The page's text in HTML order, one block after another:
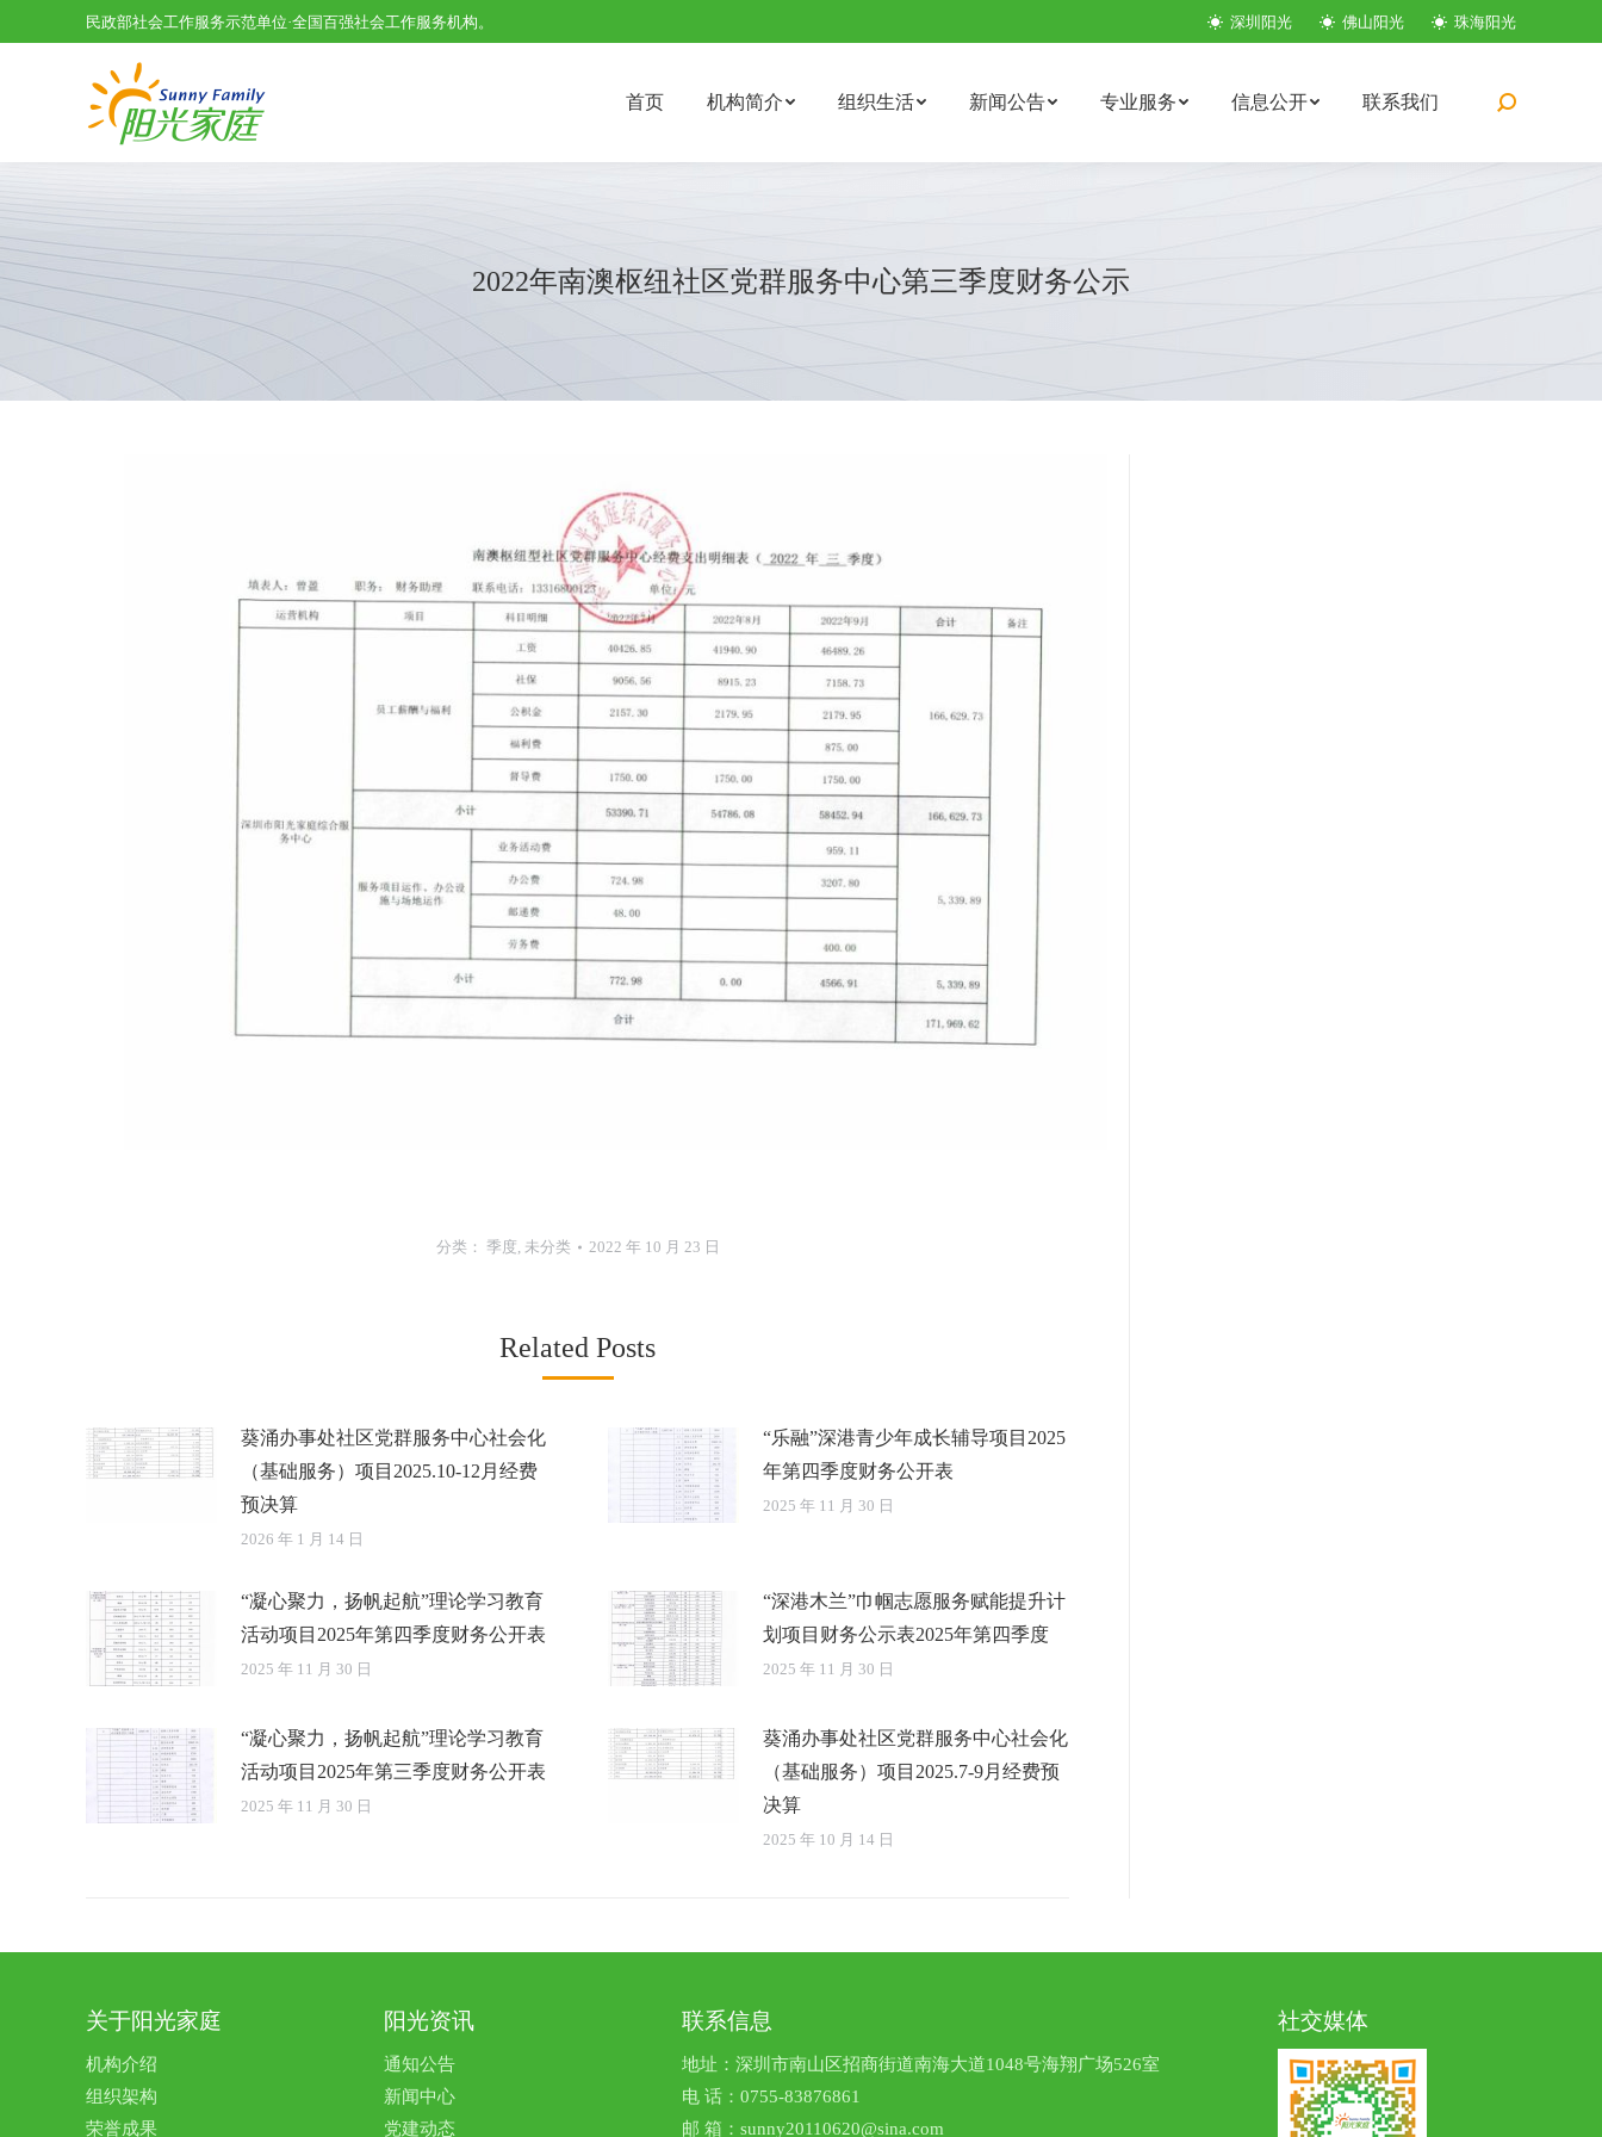
民政部社会工作服务示范单位·全国百强社会工作服务机构。 深圳阳光 佛山阳光 珠海阳光
首页 机构简介 组织生活 新闻公告 专业服务 信息公开 联系我们
搜
2022年南澳枢纽社区党群服务中心第三季度财务公示
分类： 季度, 未分类 2022 年 10 月 23 日
Related Posts
葵涌办事处社区党群服务中心社会化
（基础服务）项目2025.10-12月经费
预决算
2026 年 1 月 14 日
“乐融”深港青少年成长辅导项目2025
年第四季度财务公开表
2025 年 11 月 30 日
“凝心聚力，扬帆起航”理论学习教育
活动项目2025年第四季度财务公开表
2025 年 11 月 30 日
“深港木兰”巾帼志愿服务赋能提升计
划项目财务公示表2025年第四季度
2025 年 11 月 30 日
“凝心聚力，扬帆起航”理论学习教育
活动项目2025年第三季度财务公开表
2025 年 11 月 30 日
葵涌办事处社区党群服务中心社会化
（基础服务）项目2025.7-9月经费预
决算
2025 年 10 月 14 日
关于阳光家庭
机构介绍
组织架构
荣誉成果
阳光资讯
通知公告
新闻中心
党建动态
联系信息
地址：深圳市南山区招商街道南海大道1048号海翔广场526室
电 话：0755-83876861
邮 箱：sunny20110620@sina.com
社交媒体